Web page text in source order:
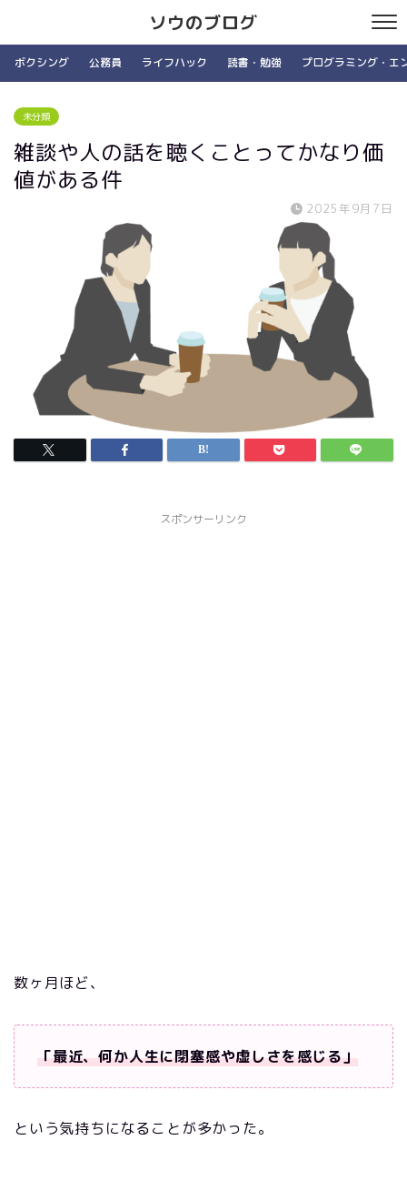
ソウのブログ
ボクシング 公務員 ライフハック 読書・勉強 プログラミング・エ
未分類
雑談や人の話を聴くことってかなり価
値がある件
2025年9月7日
スポンサーリンク
数ヶ月ほど、
「最近、何か人生に閉塞感や虚しさを感じる」
という気持ちになることが多かった。